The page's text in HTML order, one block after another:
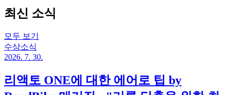
최신 소식
모두 보기
수상소식
2026. 7. 30.
리액토 ONE에 대한 에어로 팁 by